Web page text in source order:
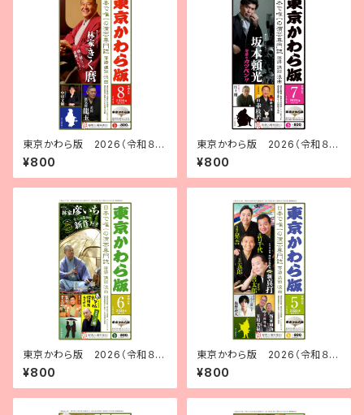
東京かわら版 2026（令和８）
年８月号
¥800
東京かわら版 2026（令和８）
年７月号
¥800
東京かわら版 2026（令和８）
年６月号
¥800
東京かわら版 2026（令和８）
年５月号
¥800